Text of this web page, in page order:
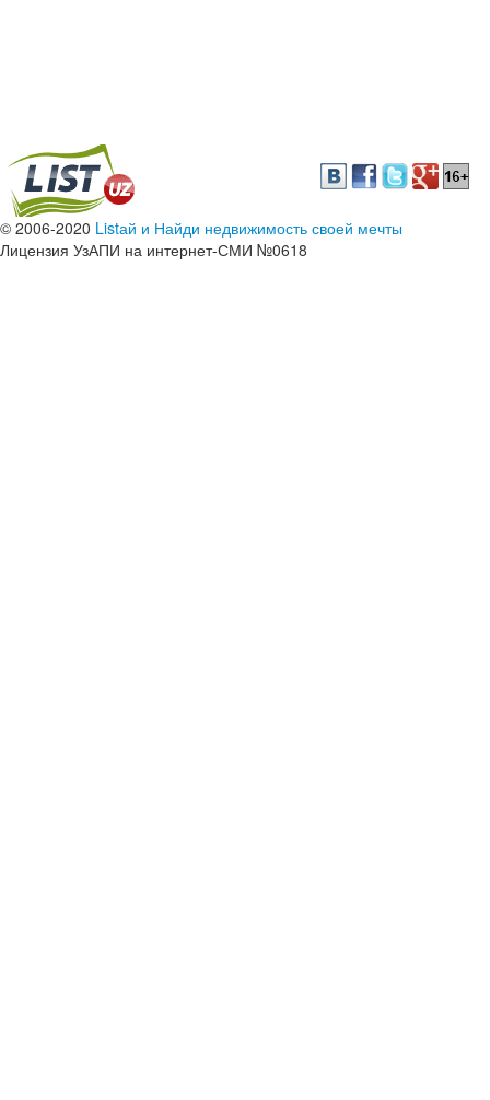
© 2006-2020 Listай и Найди недвижимость своей мечты
Лицензия УзАПИ на интернет-СМИ №0618